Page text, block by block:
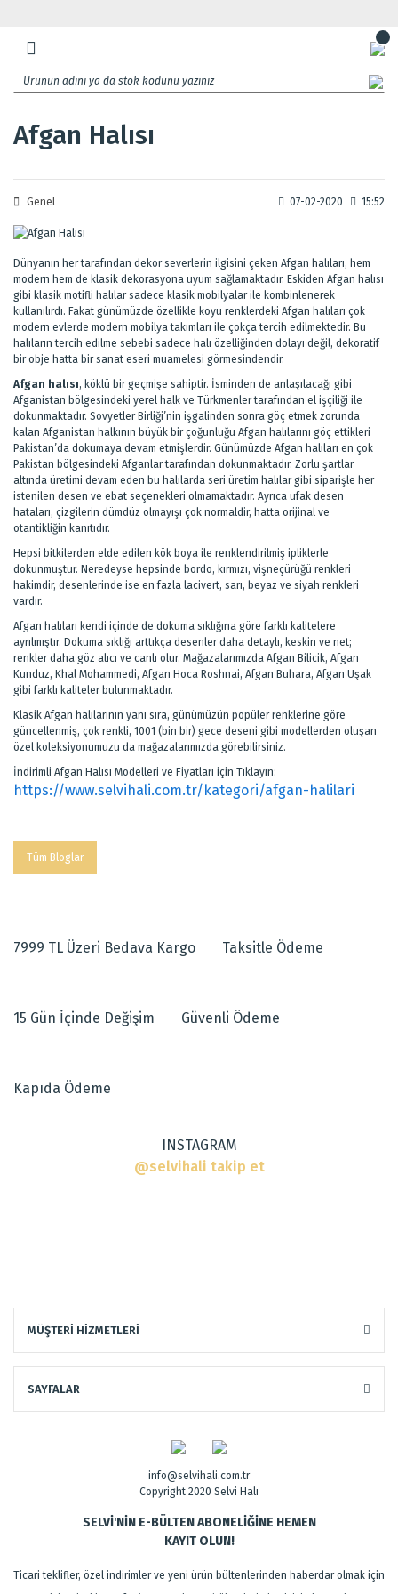
Afgan Halısı
Genel 07-02-2020 15:52
Dünyanın her tarafından dekor severlerin ilgisini çeken Afgan halıları, hem
modern hem de klasik dekorasyona uyum sağlamaktadır. Eskiden Afgan halısı
gibi klasik motifli halılar sadece klasik mobilyalar ile kombinlenerek
kullanılırdı. Fakat günümüzde özellikle koyu renklerdeki Afgan halıları çok
modern evlerde modern mobilya takımları ile çokça tercih edilmektedir. Bu
halıların tercih edilme sebebi sadece halı özelliğinden dolayı değil, dekoratif
bir obje hatta bir sanat eseri muamelesi görmesindendir.
Afgan halısı, köklü bir geçmişe sahiptir. İsminden de anlaşılacağı gibi
Afganistan bölgesindeki yerel halk ve Türkmenler tarafından el işçiliği ile
dokunmaktadır. Sovyetler Birliği’nin işgalinden sonra göç etmek zorunda
kalan Afganistan halkının büyük bir çoğunluğu Afgan halılarını göç ettikleri
Pakistan’da dokumaya devam etmişlerdir. Günümüzde Afgan halıları en çok
Pakistan bölgesindeki Afganlar tarafından dokunmaktadır. Zorlu şartlar
altında üretimi devam eden bu halılarda seri üretim halılar gibi siparişle her
istenilen desen ve ebat seçenekleri olmamaktadır. Ayrıca ufak desen
hataları, çizgilerin dümdüz olmayışı çok normaldir, hatta orijinal ve
otantikliğin kanıtıdır.
Hepsi bitkilerden elde edilen kök boya ile renklendirilmiş ipliklerle
dokunmuştur. Neredeyse hepsinde bordo, kırmızı, vişneçürüğü renkleri
hakimdir, desenlerinde ise en fazla lacivert, sarı, beyaz ve siyah renkleri
vardır.
Afgan halıları kendi içinde de dokuma sıklığına göre farklı kalitelere
ayrılmıştır. Dokuma sıklığı arttıkça desenler daha detaylı, keskin ve net;
renkler daha göz alıcı ve canlı olur. Mağazalarımızda Afgan Bilicik, Afgan
Kunduz, Khal Mohammedi, Afgan Hoca Roshnai, Afgan Buhara, Afgan Uşak
gibi farklı kaliteler bulunmaktadır.
Klasik Afgan halılarının yanı sıra, günümüzün popüler renklerine göre
güncellenmiş, çok renkli, 1001 (bin bir) gece deseni gibi modellerden oluşan
özel koleksiyonumuzu da mağazalarımızda görebilirsiniz.
İndirimli Afgan Halısı Modelleri ve Fiyatları için Tıklayın:
https://www.selvihali.com.tr/kategori/afgan-halilari
Tüm Bloglar
7999 TL Üzeri Bedava Kargo Taksitle Ödeme
15 Gün İçinde Değişim Güvenli Ödeme
Kapıda Ödeme
INSTAGRAM
@selvihali takip et
MÜŞTERİ HİZMETLERİ
SAYFALAR
info@selvihali.com.tr
Copyright 2020 Selvi Halı
SELVİ'NİN E-BÜLTEN ABONELİĞİNE HEMEN
KAYIT OLUN!
Ticari teklifler, özel indirimler ve yeni ürün bültenlerinden haberdar olmak için